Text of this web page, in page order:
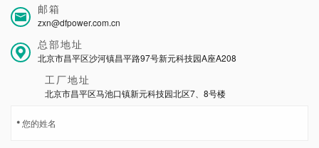
邮箱
zxn@dfpower.com.cn
总部地址
北京市昌平区沙河镇昌平路97号新元科技园A座A208
工厂地址
北京市昌平区马池口镇新元科技园北区7、8号楼